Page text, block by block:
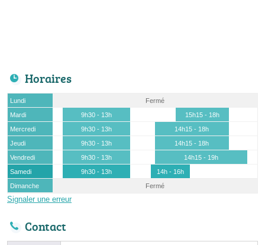
Horaires
Lundi
Fermé
Mardi
9h30 - 13h
15h15 - 18h
Mercredi
9h30 - 13h
14h15 - 18h
Jeudi
9h30 - 13h
14h15 - 18h
Vendredi
9h30 - 13h
14h15 - 19h
Samedi
9h30 - 13h
14h - 16h
Dimanche
Fermé
Signaler une erreur
Contact